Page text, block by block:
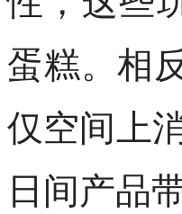
蛋糕。相
仅空间上
日间产品